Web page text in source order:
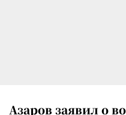
Азаров заявил о